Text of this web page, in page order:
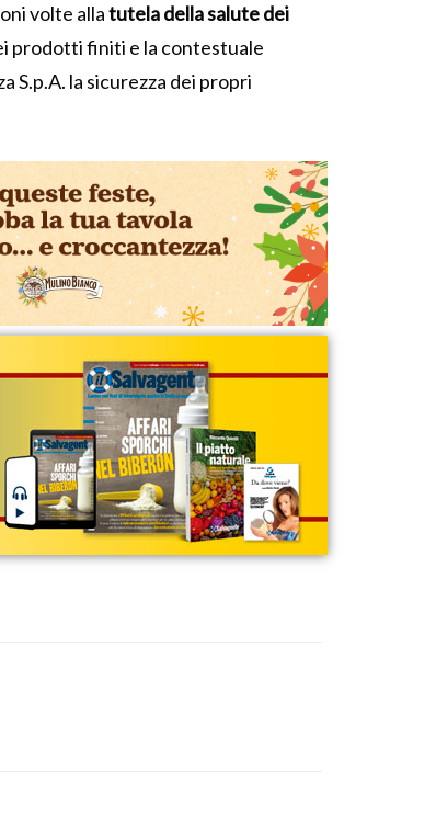
volte allatutela della salute dei
prodotti finiti e la contestuale
S.p.A. la sicurezza dei propri